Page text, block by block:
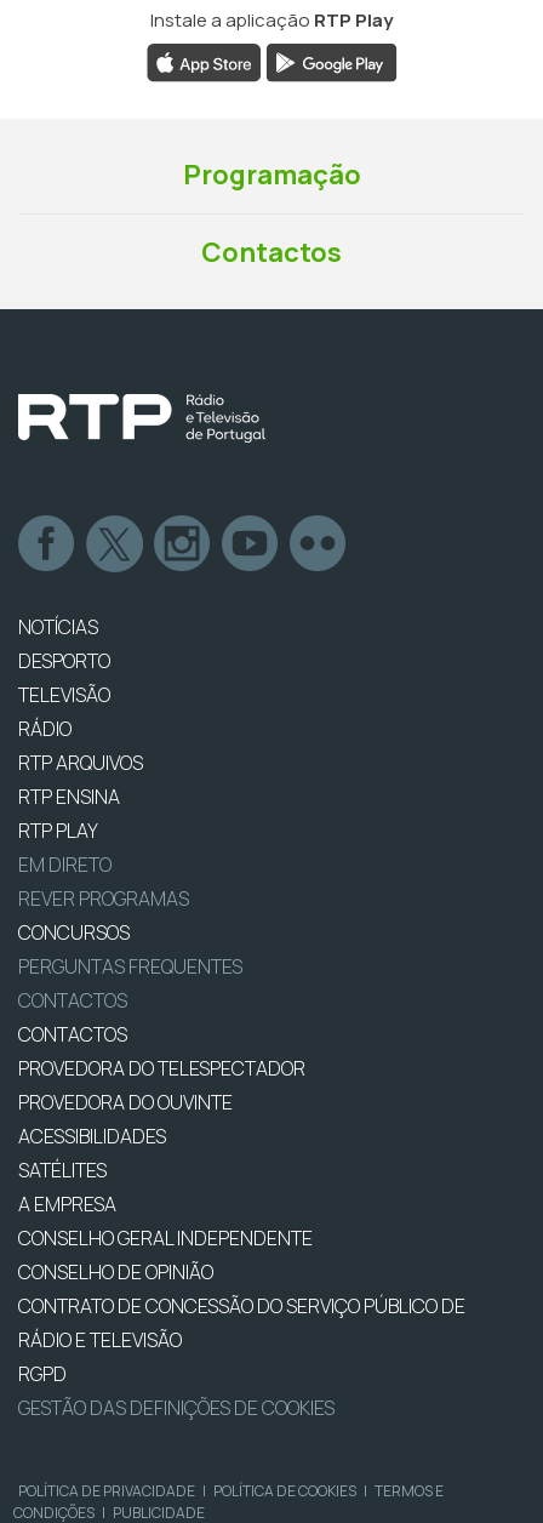
Instale a aplicação RTP Play
Programação
Contactos
NOTÍCIAS
DESPORTO
TELEVISÃO
RÁDIO
RTP ARQUIVOS
RTP ENSINA
RTP PLAY
EM DIRETO
REVER PROGRAMAS
CONCURSOS
PERGUNTAS FREQUENTES
CONTACTOS
CONTACTOS
PROVEDORA DO TELESPECTADOR
PROVEDORA DO OUVINTE
ACESSIBILIDADES
SATÉLITES
A EMPRESA
CONSELHO GERAL INDEPENDENTE
CONSELHO DE OPINIÃO
CONTRATO DE CONCESSÃO DO SERVIÇO PÚBLICO DE
RÁDIO E TELEVISÃO
RGPD
GESTÃO DAS DEFINIÇÕES DE COOKIES
POLÍTICA DE PRIVACIDADE | POLÍTICA DE COOKIES | TERMOS E
CONDIÇÕES | PUBLICIDADE